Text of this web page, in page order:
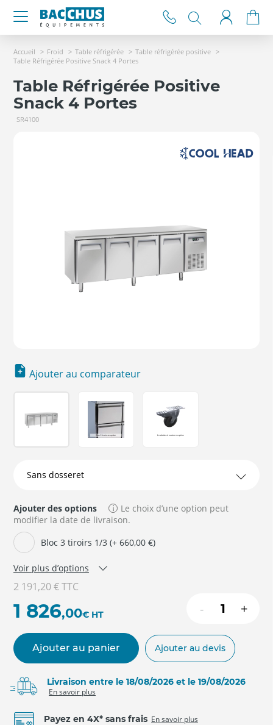
Accueil Froid Table réfrigérée
Table réfrigérée positive
Table Réfrigérée Positive Snack 4 Portes
Table Réfrigérée Positive
Snack 4 Portes
SR4100
Ajouter au comparateur
Ajouter des options
Le choix d’une option peut
modifier la date de livraison.
Bloc 3 tiroirs 1/3 (+ 660,00 €)
Voir plus d’options
2 191,20 €TTC
1 826,00€ HT - +
Ajouter au panier Ajouter au devis
Livraison entre le 18/08/2026 et le 19/08/2026
En savoir plus
Payez en 4X* sans frais En savoir plus